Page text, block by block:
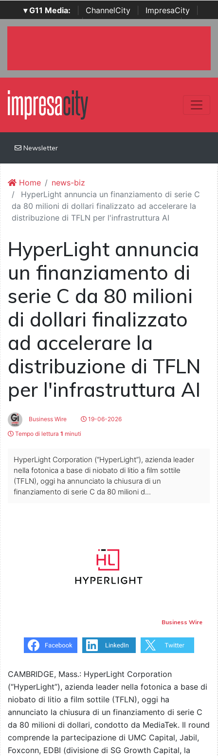
▾ G11 Media: ChannelCity ImpresaCity
SecurityOpenLab | Italian Channel Awards | Italian
Newsletter
Home
news-biz
HyperLight annuncia un finanziamento di serie C
da 80 milioni di dollari finalizzato ad accelerare la
distribuzione di TFLN per l'infrastruttura AI
HyperLight annuncia
un finanziamento di
serie C da 80 milioni
di dollari finalizzato
ad accelerare la
distribuzione di TFLN
per l'infrastruttura AI
Business Wire
19-06-2026
Tempo di lettura 1 minuti
HyperLight Corporation (“HyperLight”), azienda leader
nella fotonica a base di niobato di litio a film sottile
(TFLN), oggi ha annunciato la chiusura di un
finanziamento di serie C da 80 milioni d...
Business Wire
CAMBRIDGE, Mass.: HyperLight Corporation
(“HyperLight”), azienda leader nella fotonica a base di
niobato di litio a film sottile (TFLN), oggi ha
annunciato la chiusura di un finanziamento di serie C
da 80 milioni di dollari, condotto da MediaTek. Il round
comprende la partecipazione di UMC Capital, Jabil,
Foxconn, EDBI (divisione di SG Growth Capital, la